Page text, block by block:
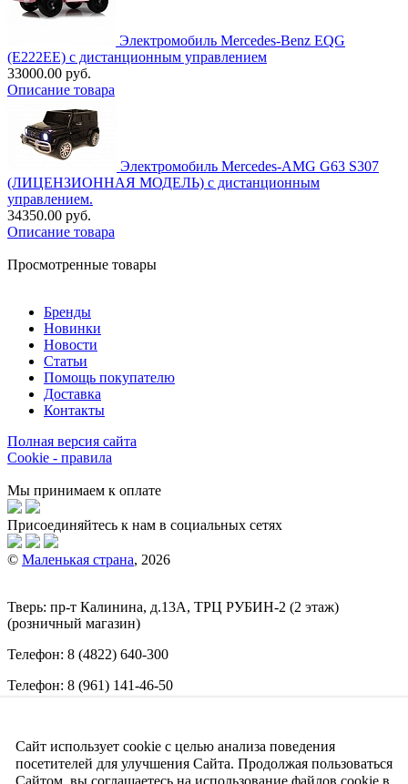
Электромобиль Mercedes-Benz EQG
(E222EE) с дистанционным управлением
33000.00 руб.
Описание товара
Электромобиль Mercedes-AMG G63 S307
(ЛИЦЕНЗИОННАЯ МОДЕЛЬ) с дистанционным
управлением.
34350.00 руб.
Описание товара
Просмотренные товары
Бренды
Новинки
Новости
Статьи
Помощь покупателю
Доставка
Контакты
Полная версия сайта
Cookie - правила
Мы принимаем к оплате
Присоединяйтесь к нам в социальных сетях
© Маленькая страна, 2026
Тверь: пр-т Калинина, д.13А, ТРЦ РУБИН-2 (2 этаж)
(розничный магазин)
Телефон: 8 (4822) 640-300
Телефон: 8 (961) 141-46-50
Обращаем ваше внимание на то, что вся информация
(включая цены) на этом интернет-сайте носит исключительно
информационный характер и ни при каких условиях не
Сайт использует cookie с целью анализа поведения
посетителей для улучшения Сайта. Продолжая пользоваться
Сайтом, вы соглашаетесь на использование файлов cookie в